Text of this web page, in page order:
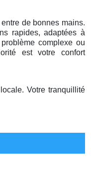
de bonnes mains.
rapides, adaptées à
complexe ou
est votre confort
Votre tranquillité